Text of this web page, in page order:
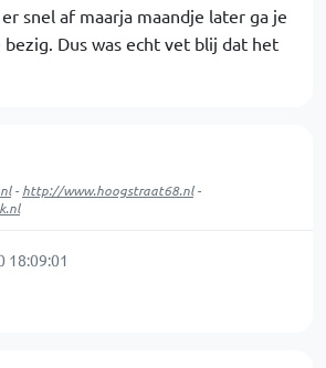
snel af maarja maandje later ga je
Dus was echt vet blij dat het
- http://www.hoogstraat68.nl-
18:09:01